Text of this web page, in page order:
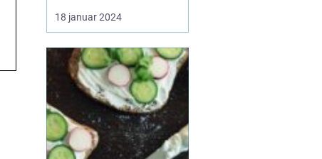
populær spiseoplevelse,
der kombinerer det
og frokost. Denne artikel
dykker ned i Århus'
brunchscene og guider
eventyrrejsende og
backpackere gennem
byens bedste brunch...
18 januar 2024